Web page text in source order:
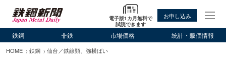
電子版1カ月無料で
試読できます
お申し込み
鉄鋼 非鉄 市場価格 統計・販価情報
HOME 鉄鋼 仙台／鉄線類、強横ばい